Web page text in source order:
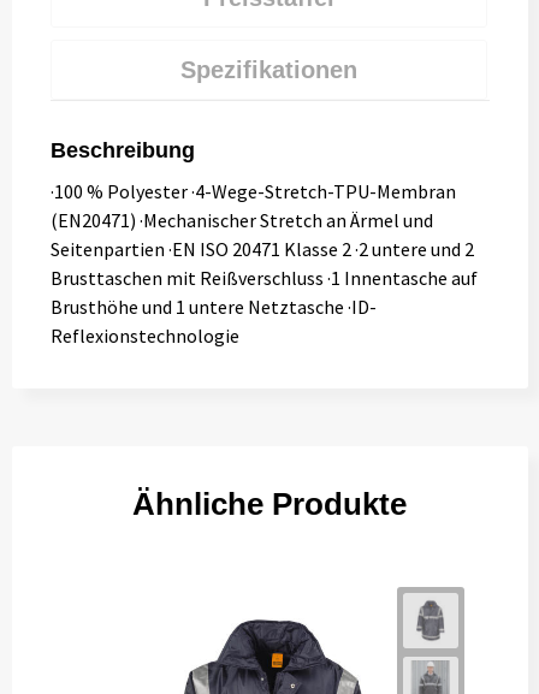
Spezifikationen
Beschreibung
·100 % Polyester ·4-Wege-Stretch-TPU-Membran
(EN20471) ·Mechanischer Stretch an Ärmel und
Seitenpartien ·EN ISO 20471 Klasse 2 ·2 untere und 2
Brusttaschen mit Reißverschluss ·1 Innentasche auf
Brusthöhe und 1 untere Netztasche ·ID-
Reflexionstechnologie
Ähnliche Produkte